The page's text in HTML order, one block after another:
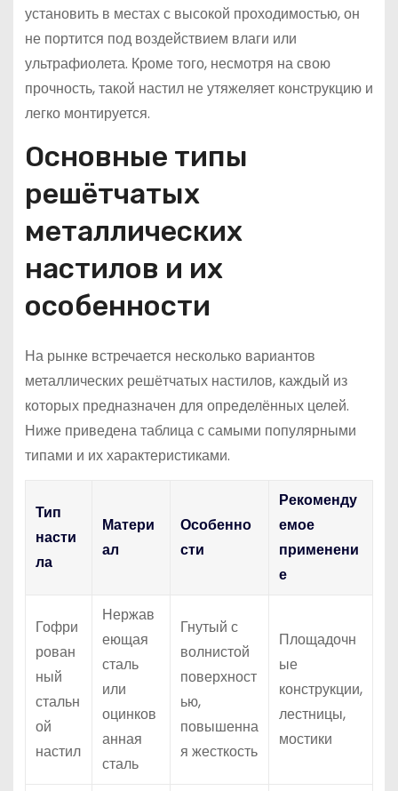
установить в местах с высокой проходимостью, он
не портится под воздействием влаги или
ультрафиолета. Кроме того, несмотря на свою
прочность, такой настил не утяжеляет конструкцию и
легко монтируется.
Основные типы
решётчатых
металлических
настилов и их
особенности
На рынке встречается несколько вариантов
металлических решётчатых настилов, каждый из
которых предназначен для определённых целей.
Ниже приведена таблица с самыми популярными
типами и их характеристиками.
Тип
насти
ла
Матери
ал
Особенно
сти
Рекоменду
емое
применени
е
Гофри
рован
ный
стальн
ой
настил
Нержав
еющая
сталь
или
оцинков
анная
сталь
Гнутый с
волнистой
поверхност
ью,
повышенна
я жесткость
Площадочн
ые
конструкции,
лестницы,
мостики